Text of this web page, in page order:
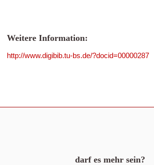
Weitere Information:
http://www.digibib.tu-bs.de/?docid=00000287
darf es mehr sein?